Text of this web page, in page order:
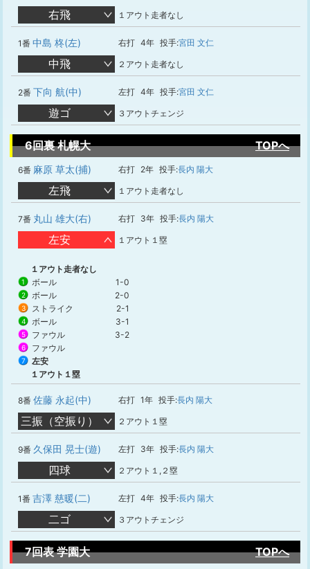
右飛 １アウト走者なし
1番 中島 柊(左) 右打 4年 投手:宮田 文仁
中飛 ２アウト走者なし
2番 下向 航(中) 左打 4年 投手:宮田 文仁
遊ゴ ３アウトチェンジ
6回裏 札幌大 TOPへ
6番 麻原 草太(捕) 右打 2年 投手:長内 陽大
左飛 １アウト走者なし
7番 丸山 雄大(右) 右打 3年 投手:長内 陽大
左安 １アウト１塁
１アウト走者なし
1 ボール 1-0
2 ボール 2-0
3 ストライク 2-1
4 ボール 3-1
5 ファウル 3-2
6 ファウル
7
左安
１アウト１塁
8番 佐藤 永起(中) 右打 1年 投手:長内 陽大
三振（空振り） ２アウト１塁
9番 久保田 晃士(遊) 左打 3年 投手:長内 陽大
四球 ２アウト１,２塁
1番 吉澤 慈暖(二) 左打 4年 投手:長内 陽大
二ゴ ３アウトチェンジ
7回表 学園大 TOPへ